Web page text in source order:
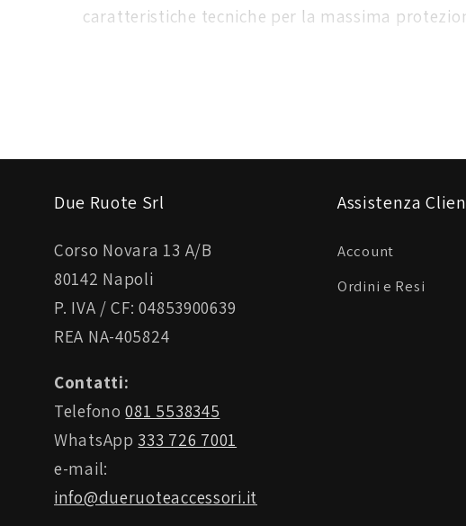
caratteristiche tecniche per la massima
Due Ruote Srl
Corso Novara 13 A/B
80142 Napoli
P. IVA / CF: 04853900639
REA NA-405824
Contatti:
Telefono081 5538345
WhatsApp 333 726 7001
e-mail:
info@dueruoteaccessori.it
Assistenza
Account
Ordini e Resi